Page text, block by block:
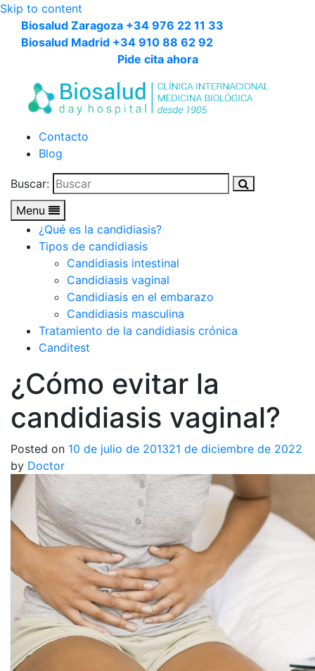
Skip to content
Biosalud Zaragoza +34 976 22 11 33
Biosalud Madrid +34 910 88 62 92
Pide cita ahora
Contacto
Blog
Buscar:
Menu
¿Qué es la candidiasis?
Tipos de candidiasis
Candidiasis intestinal
Candidiasis vaginal
Candidiasis en el embarazo
Candidiasis masculina
Tratamiento de la candidiasis crónica
Canditest
¿Cómo evitar la
candidiasis vaginal?
Posted on 10 de julio de 201321 de diciembre de 2022
by Doctor